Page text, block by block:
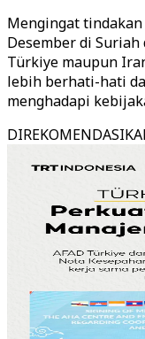
Mengingat
Desember di
Türkiye maupun
lebih berhati-hati
menghadapi